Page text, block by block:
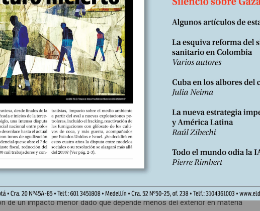
imprescindibles que nos iban a conducir al reino de la abundancia y la paz.
rusa de parte de EU y sus aliados de la Organización del Tratado del
han declarado una guerra económica en toda regla. Que ha encontrado
de la Alianza, un fuerte limitante a su objetivo de destrozar la
ha tenido que ser relativizado.
es de origen ruso y países como Hungría (64%), Grecia (96%), y
superiores al promedio, condicionando la embestida económica
en una muestra clara de las debilidades de esta modalidad de guerra en un
a exhibir que debe dar pasos hacia atrás en un mundo donde el
guerra económica mundial está jugándose, y como las dos guerras
europeo. Continente que, como señalan algunos analistas, está
de un impacto menor dado que depende menos del exterior en materia